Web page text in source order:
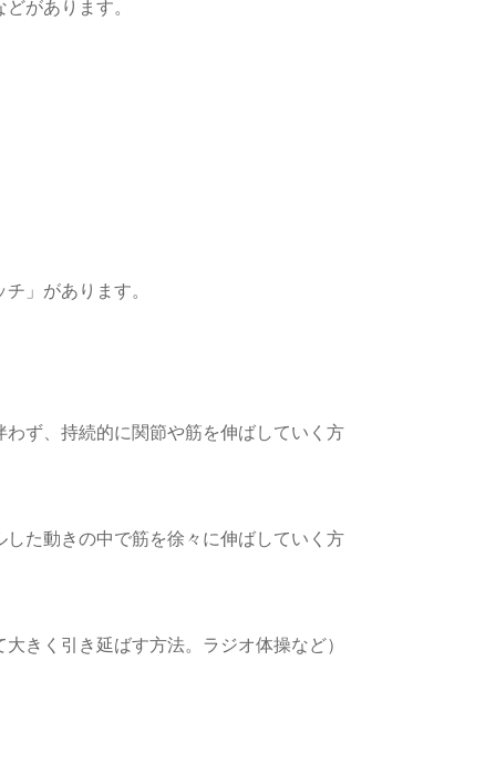
があります。
」があります。
ず、持続的に関節や筋を伸ばしていく方
た動きの中で筋を徐々に伸ばしていく方
きく引き延ばす方法。ラジオ体操など）